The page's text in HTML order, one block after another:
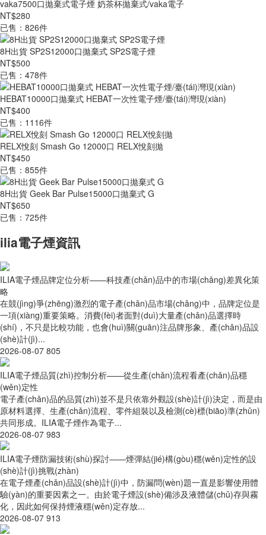
vaka7500口拋棄式電子煙 奶茶杯拋棄式/vaka電子
NT$280
已售：826件
8H出貨 SP2S12000口拋棄式 SP2S電子煙
NT$500
已售：478件
HEBAT10000口拋棄式 HEBAT一次性電子煙/臺(tái)灣現(xiàn)
NT$400
已售：1116件
RELX悅刻 Smash Go 12000口 RELX悅刻拋
NT$450
已售：855件
8H出貨 Geek Bar Pulse15000口拋棄式 G
NT$650
已售：725件
ilia電子煙資訊
ILIA電子煙品牌定位分析——科技產(chǎn)品中的市場(chǎng)差異化策
略
在競(jìng)爭(zhēng)激烈的電子產(chǎn)品市場(chǎng)中，品牌定位是
一項(xiàng)重要策略。消費(fèi)者面對(duì)大量產(chǎn)品選擇時
(shí)，不只是比較功能，也會(huì)關(guān)注品牌形象、產(chǎn)品設
(shè)計(jì)...
2026-08-07 805
ILIA電子煙品質(zhì)控制分析——從生產(chǎn)流程看產(chǎn)品穩
(wěn)定性
電子產(chǎn)品的品質(zhì)並不是只依靠外觀設(shè)計(jì)決定，而是由
原材料選擇、生產(chǎn)流程、零件組裝以及檢測(cè)標(biāo)準(zhǔn)
共同形成。ILIA電子煙作為電子...
2026-08-07 983
ILIA電子煙防漏技術(shù)探討——煙彈結(jié)構(gòu)穩(wěn)定性的設
(shè)計(jì)挑戰(zhàn)
在電子煙產(chǎn)品設(shè)計(jì)中，防漏問(wèn)題一直是影響使用體
驗(yàn)的重要因素之一。由於電子煙設(shè)備涉及液體儲(chǔ)存與霧
化，因此如何保持煙液穩(wěn)定存放...
2026-08-07 913